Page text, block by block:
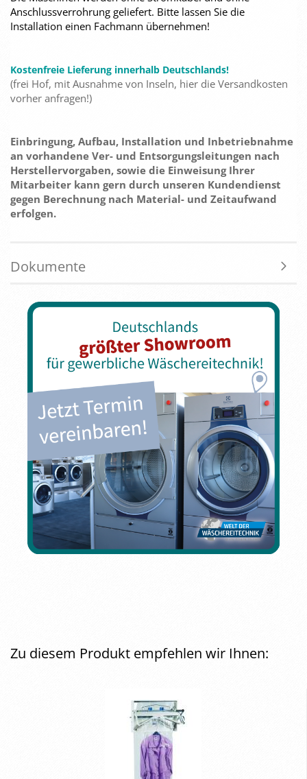
Anschlussverrohrung geliefert. Bitte lassen Sie die
Installation einen Fachmann übernehmen!
Kostenfreie Lieferung innerhalb Deutschlands!
(frei Hof, mit Ausnahme von Inseln, hier die Versandkosten
vorher anfragen!)
Einbringung, Aufbau, Installation und Inbetriebnahme
an vorhandene Ver- und Entsorgungsleitungen nach
Herstellervorgaben, sowie die Einweisung Ihrer
Mitarbeiter kann gern durch unseren Kundendienst
gegen Berechnung nach Material- und Zeitaufwand
erfolgen.
Dokumente
Zu diesem Produkt empfehlen wir Ihnen: